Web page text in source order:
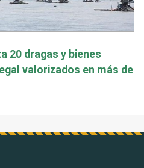
20 dragas y bienes
valorizados en más de